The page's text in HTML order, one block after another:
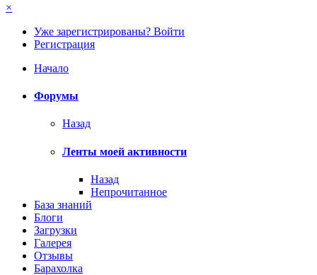
×
Уже зарегистрированы? Войти
Регистрация
Начало
Форумы
Назад
Ленты моей активности
Назад
Непрочитанное
База знаний
Блоги
Загрузки
Галерея
Отзывы
Барахолка